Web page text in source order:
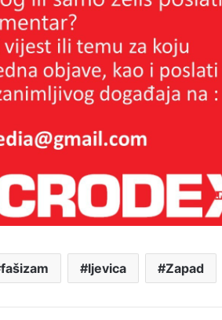
fašizam ljevica Zapad
DAN ŽELJKOVE I DENISOVE
POVIJESTI
UPADA U HERCEGOVAČKU
BANKU I POČETKA
DEKONSTITUIRANJA HRVATA
HERCEG-BOSNE !!
djece i mladih u posljednjem
desetljeću – istraživači pokušavaju
objasniti zašto
Još jedna iluzija kontrole u državi